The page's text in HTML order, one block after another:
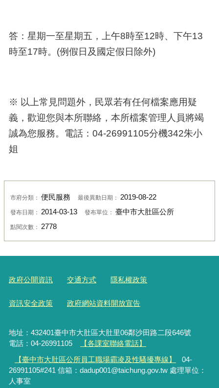
答：星期一至星期五，上午8時至12時、下午13
時至17時。(例假日及國定假日除外)
※ 以上常見問題外，民眾若有任何檔案應用疑
義，歡迎您與本所聯絡，本所檔案管理人員將竭
誠為您服務。電話：04-26991105分機342朱小
姐
市府分類： 便民服務 最後異動日期： 2019-08-22
發布日期： 2014-03-13 發布單位： 臺中市大肚區公所
點閱次數： 2778
政府公開資訊 交通方式 隱私權政策
資訊安全政策 政府網站資料開放宣告
地址：432401臺中市大肚區大肚里06鄰沙田路二段646號
電話：04-26991105
【各課室聯絡電話】
【臺中市大肚區公所員工職場霸凌及性騷擾專線】
04-
26991105#241 信箱：dadup001@taichung.gov.tw 處理單位：
人事室